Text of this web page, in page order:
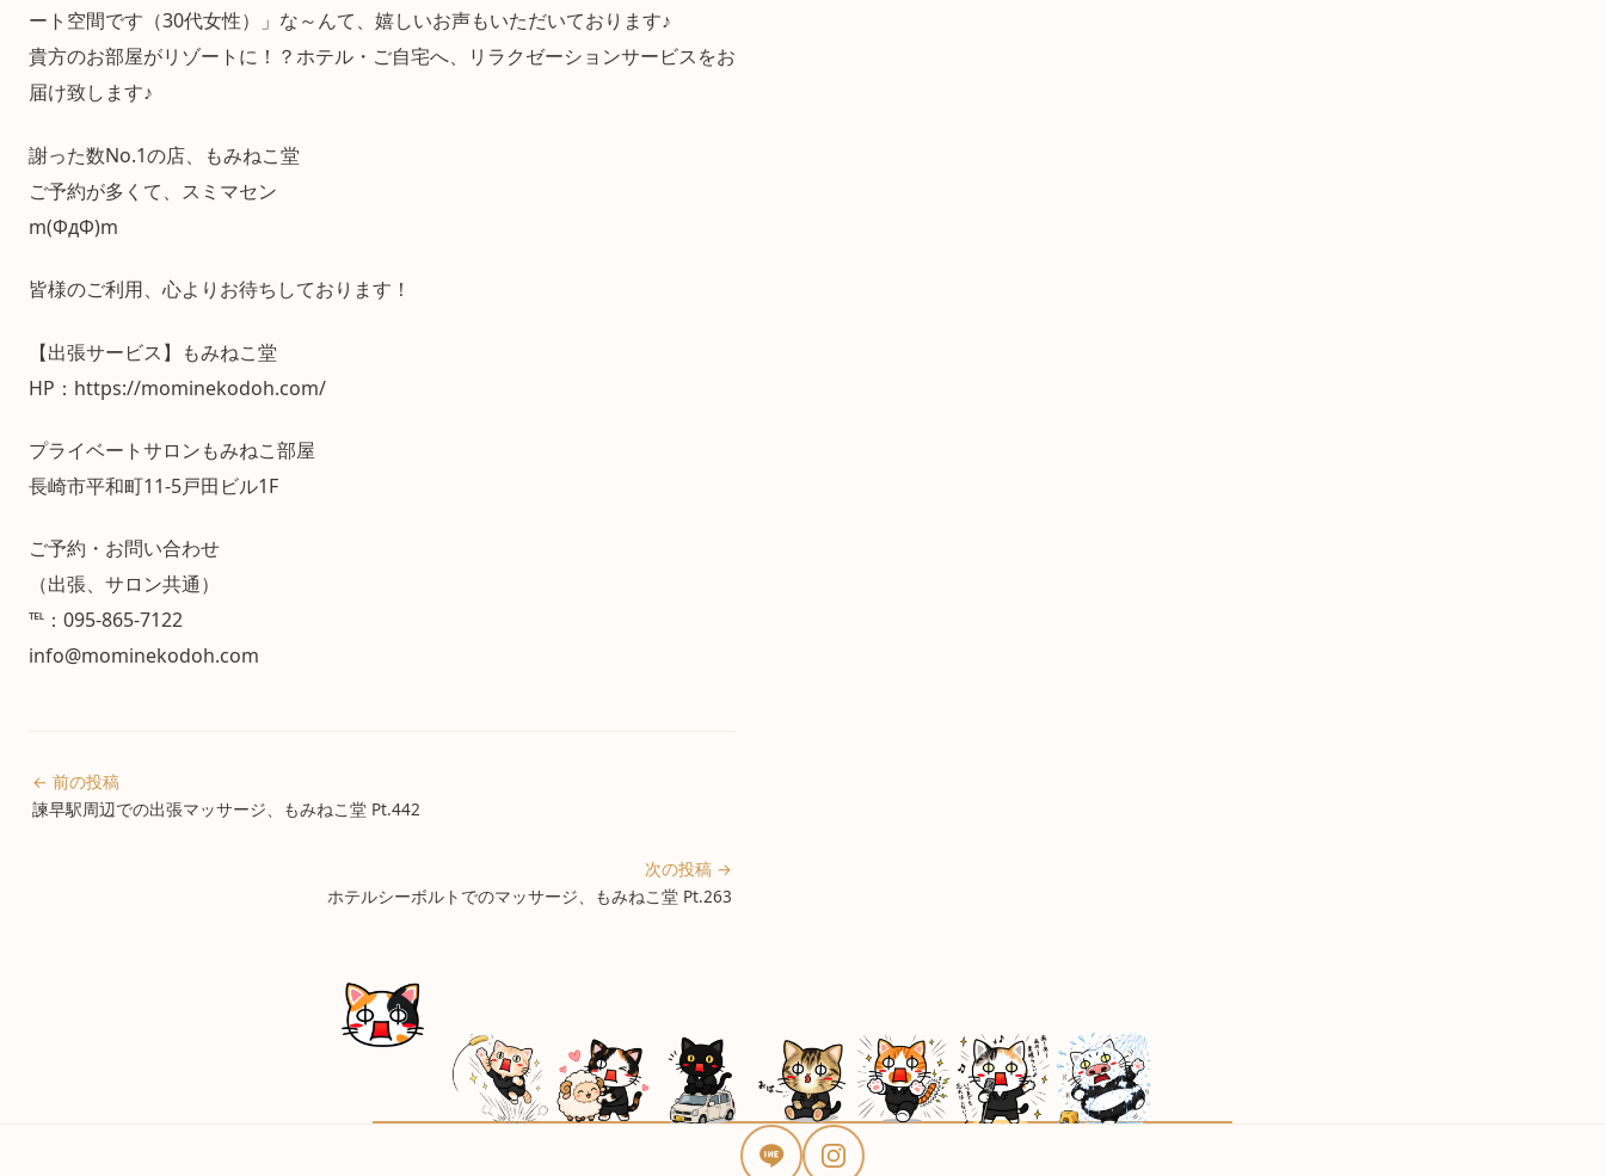
ート空間です（30代女性）」な～んて、嬉しいお声もいただいております♪
貴方のお部屋がリゾートに！？ホテル・ご自宅へ、リラクゼーションサービスをお
届け致します♪
謝った数No.1の店、もみねこ堂
ご予約が多くて、スミマセン
m(ΦдΦ)m
皆様のご利用、心よりお待ちしております！
【出張サービス】もみねこ堂
HP：https://mominekodoh.com/
プライベートサロンもみねこ部屋
長崎市平和町11-5戸田ビル1F
ご予約・お問い合わせ
（出張、サロン共通）
℡：095-865-7122
info@mominekodoh.com
← 前の投稿
諫早駅周辺での出張マッサージ、もみねこ堂 Pt.442
次の投稿 →
ホテルシーボルトでのマッサージ、もみねこ堂 Pt.263